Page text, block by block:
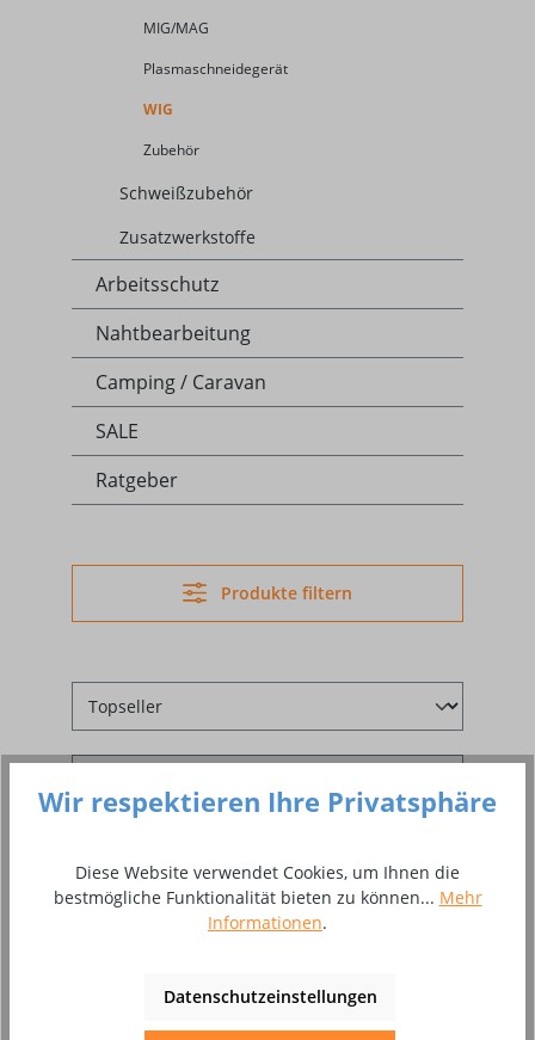
MIG/MAG
Plasmaschneidegerät
WIG
Zubehör
Schweißzubehör
Zusatzwerkstoffe
Arbeitsschutz
Nahtbearbeitung
Camping / Caravan
SALE
Ratgeber
Produkte filtern
%
Wir respektieren Ihre Privatsphäre
Diese Website verwendet Cookies, um Ihnen die
bestmögliche Funktionalität bieten zu können... Mehr
Informationen.
Datenschutzeinstellungen